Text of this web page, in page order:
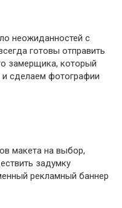
неожиданностей с
готовы отправить
замерщика, который
сделаем фотографии
макета на выбор,
задумку
рекламный баннер